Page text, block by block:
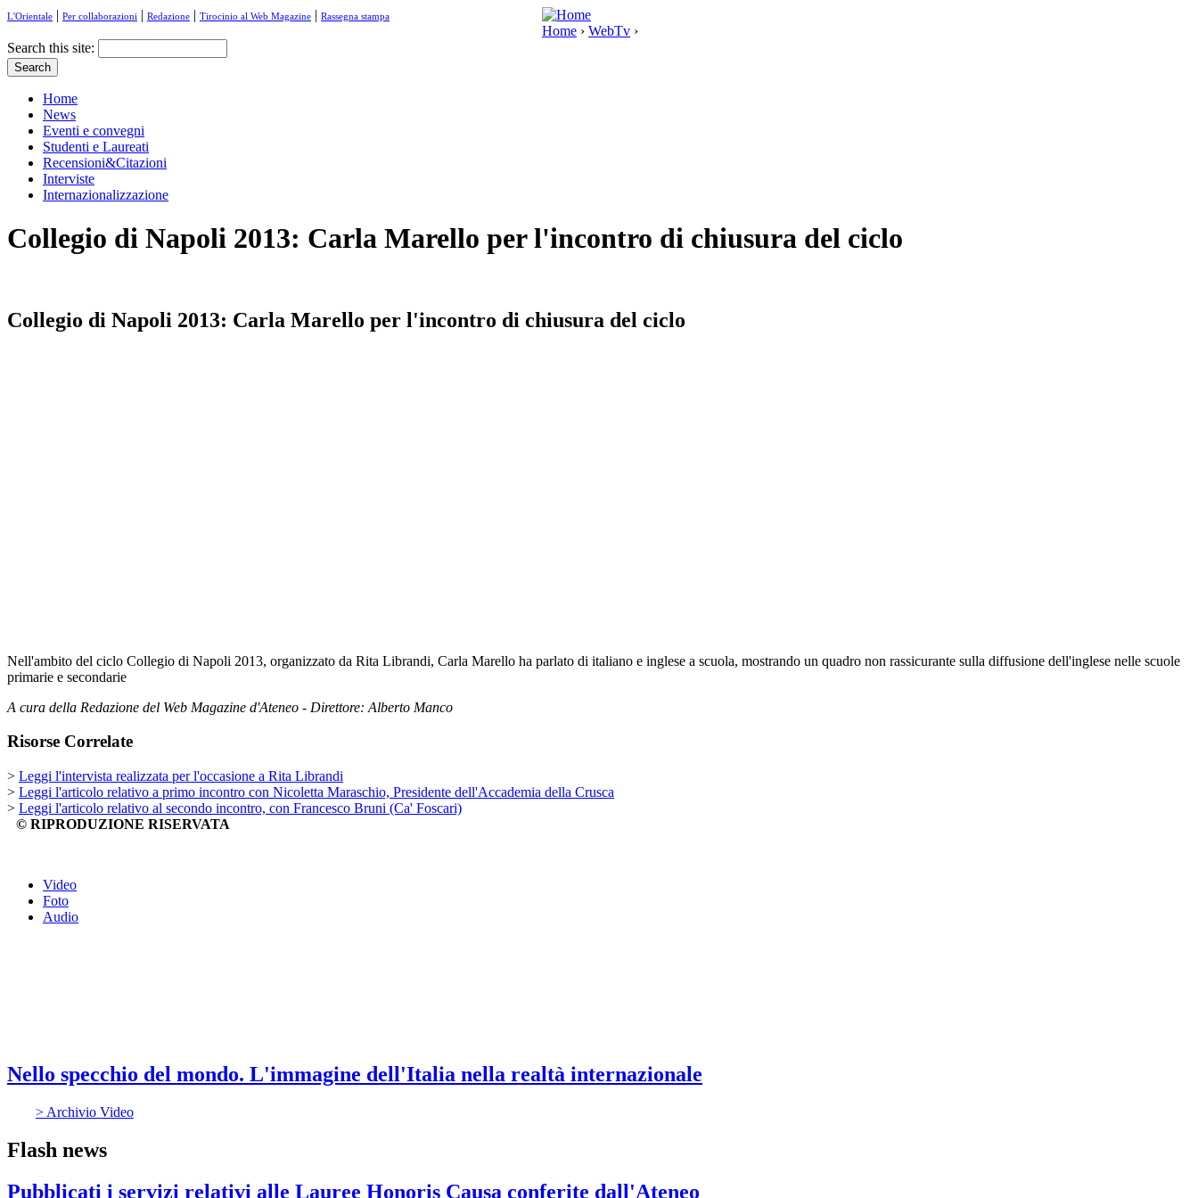
L'Orientale | Per collaborazioni | Redazione | Tirocinio al Web Magazine | Rassegna stampa
Home › WebTv ›
Search this site:
Home
News
Eventi e convegni
Studenti e Laureati
Recensioni&Citazioni
Interviste
Internazionalizzazione
Collegio di Napoli 2013: Carla Marello per l'incontro di chiusura del ciclo
Collegio di Napoli 2013: Carla Marello per l'incontro di chiusura del ciclo
Nell'ambito del ciclo Collegio di Napoli 2013, organizzato da Rita Librandi, Carla Marello ha parlato di italiano e inglese a scuola, mostrando un quadro non rassicurante sulla diffusione dell'inglese nelle scuole
primarie e secondarie
A cura della Redazione del Web Magazine d'Ateneo - Direttore: Alberto Manco
Risorse Correlate
> Leggi l'intervista realizzata per l'occasione a Rita Librandi
> Leggi l'articolo relativo a primo incontro con Nicoletta Maraschio, Presidente dell'Accademia della Crusca
> Leggi l'articolo relativo al secondo incontro, con Francesco Bruni (Ca' Foscari)
© RIPRODUZIONE RISERVATA
Video
Foto
Audio
Nello specchio del mondo. L'immagine dell'Italia nella realtà internazionale
> Archivio Video
Flash news
Pubblicati i servizi relativi alle Lauree Honoris Causa conferite dall'Ateneo